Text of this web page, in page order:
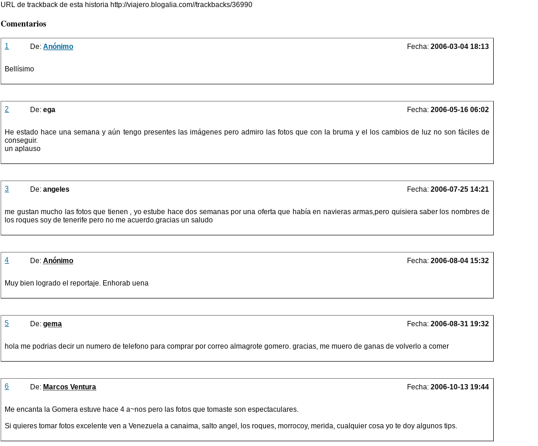
URL de trackback de esta historia http://viajero.blogalia.com//trackbacks/36990
Comentarios
1 De:Anónimo Fecha:2006-03-04 18:13
Bellísimo
2 De:ega Fecha:2006-05-16 06:02
He estado hace una semana y aún tengo presentes las imágenes pero admiro las fotos que con la bruma y el los cambios de luz no son fáciles de
conseguir.
un aplauso
3 De:angeles Fecha:2006-07-25 14:21
me gustan mucho las fotos que tienen , yo estube hace dos semanas por una oferta que había en navieras armas,pero quisiera saber los nombres de
los roques soy de tenerife pero no me acuerdo.gracias un saludo
4 De:Anónimo Fecha:2006-08-04 15:32
Muy bien logrado el reportaje. Enhorab uena
5 De:gema Fecha:2006-08-31 19:32
hola me podrias decir un numero de telefono para comprar por correo almagrote gomero. gracias, me muero de ganas de volverlo a comer
6 De: Marcos Ventura Fecha:2006-10-13 19:44
Me encanta la Gomera estuve hace 4 a~nos pero las fotos que tomaste son espectaculares.
Si quieres tomar fotos excelente ven a Venezuela a canaima, salto angel, los roques, morrocoy, merida, cualquier cosa yo te doy algunos tips.